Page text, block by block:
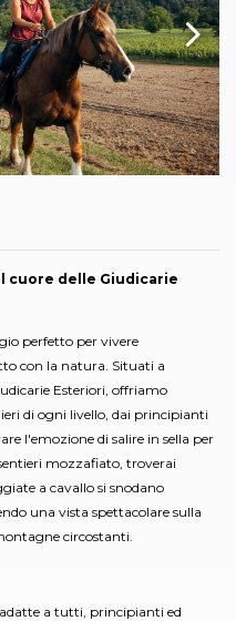
cuore delle Giudicarie
perfetto per vivere
con la natura. Situati a
Esteriori, offriamo
di ogni livello, dai principianti
l'emozione di salire in sella per
mozzafiato, troverai
a cavallo si snodano
una vista spettacolare sulla
circostanti.
a tutti, principianti ed